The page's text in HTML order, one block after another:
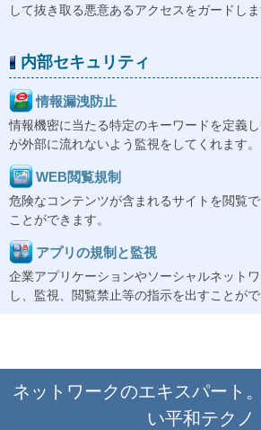
して抜き取る悪意あるアクセスをガードしま
内部セキュリティ
情報漏洩防止
情報機密に当たる特定のキーワードを定義
が外部に流れないよう監視をしてくれます。
WEB閲覧規制
危険なコンテンツが含まれるサイトを閲覧
ことができます。
アプリの規制と監視
企業アプリケーションやソーシャルネット
し、監視、閲覧禁止等の指示を出すことがで
ネットワークのエキスパート
い平和テクノ